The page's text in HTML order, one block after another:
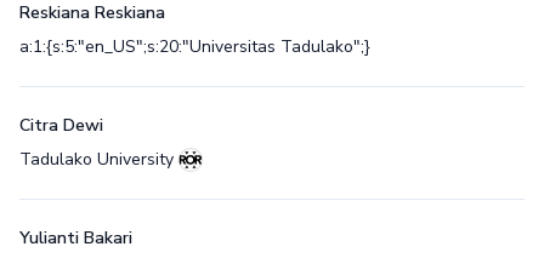
Reskiana Reskiana
a:1:{s:5:"en_US";s:20:"Universitas Tadulako";}
Citra Dewi
Tadulako University
Yulianti Bakari